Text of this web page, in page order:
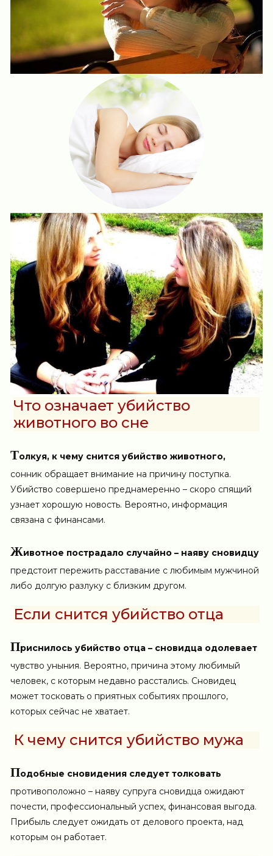
Что означает убийство
животного во сне
Толкуя, к чему снится убийство животного,
сонник обращает внимание на причину поступка.
Убийство совершено преднамеренно – скоро спящий
узнает хорошую новость. Вероятно, информация
связана с финансами.
Животное пострадало случайно – наяву сновидцу
предстоит пережить расставание с любимым мужчиной
либо долгую разлуку с близким другом.
Если снится убийство отца
Приснилось убийство отца – сновидца одолевает
чувство уныния. Вероятно, причина этому любимый
человек, с которым недавно расстались. Сновидец
может тосковать о приятных событиях прошлого,
которых сейчас не хватает.
К чему снится убийство мужа
Подобные сновидения следует толковать
противоположно – наяву супруга сновидца ожидают
почести, профессиональный успех, финансовая выгода.
Прибыль следует ожидать от делового проекта, над
которым он работает.